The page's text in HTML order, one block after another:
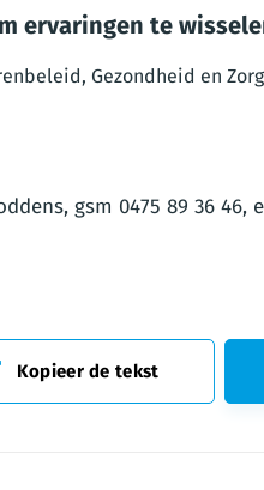
ervaringen te
Gezondheid en Zorg
gsm 0475 89 36 46,
Kopieer de tekst